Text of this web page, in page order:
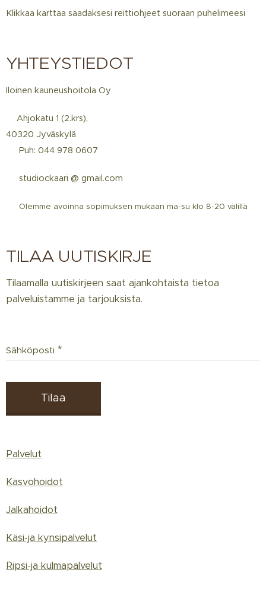
Klikkaa karttaa saadaksesi reittiohjeet suoraan puhelimeesi
YHTEYSTIEDOT
Iloinen kauneushoitola Oy
📍Ahjokatu 1 (2.krs),
40320 Jyväskylä
☎️ Puh: 044 978 0607
📩 studiockaari @ gmail.com
Olemme avoinna sopimuksen mukaan ma-su klo 8-20 välillä
TILAA UUTISKIRJE
Tilaamalla uutiskirjeen saat ajankohtaista tietoa
palveluistamme ja tarjouksista.
Sähköposti
Tilaa
Palvelut
Kasvohoidot
Jalkahoidot
Käsi-ja kynsipalvelut
Ripsi-ja kulmapalvelut